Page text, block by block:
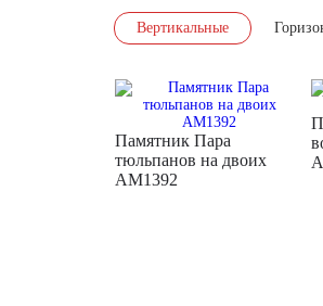
Вертикальные
Памятник Пара
тюльпанов на двоих
AM1392